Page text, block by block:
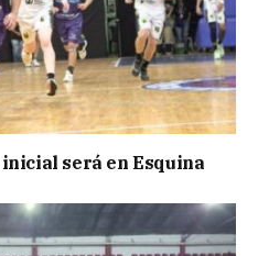
será en Esquina